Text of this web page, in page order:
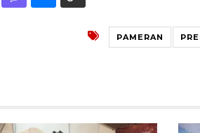
PAMERAN